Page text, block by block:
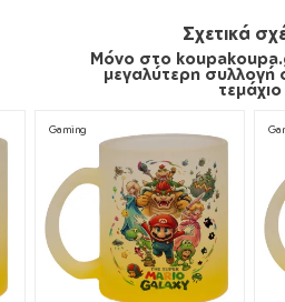
Σχετικά
Μόνο στο
μεγαλύτερη συλλογή
τεμάχιο
Gaming